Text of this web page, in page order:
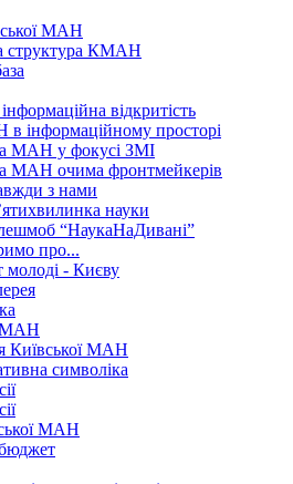
МАН
структура КМАН
відкритість
інформаційному просторі
МАН у фокусі ЗМІ
МАН очима фронтмейкерів
з нами
науки
“НаукаНаДивані”
про...
молоді - Києву
Київської МАН
символіка
МАН